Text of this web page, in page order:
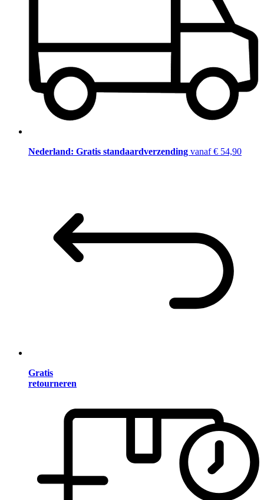
Nederland: Gratis standaardverzending vanaf € 54,90
Gratis
retourneren